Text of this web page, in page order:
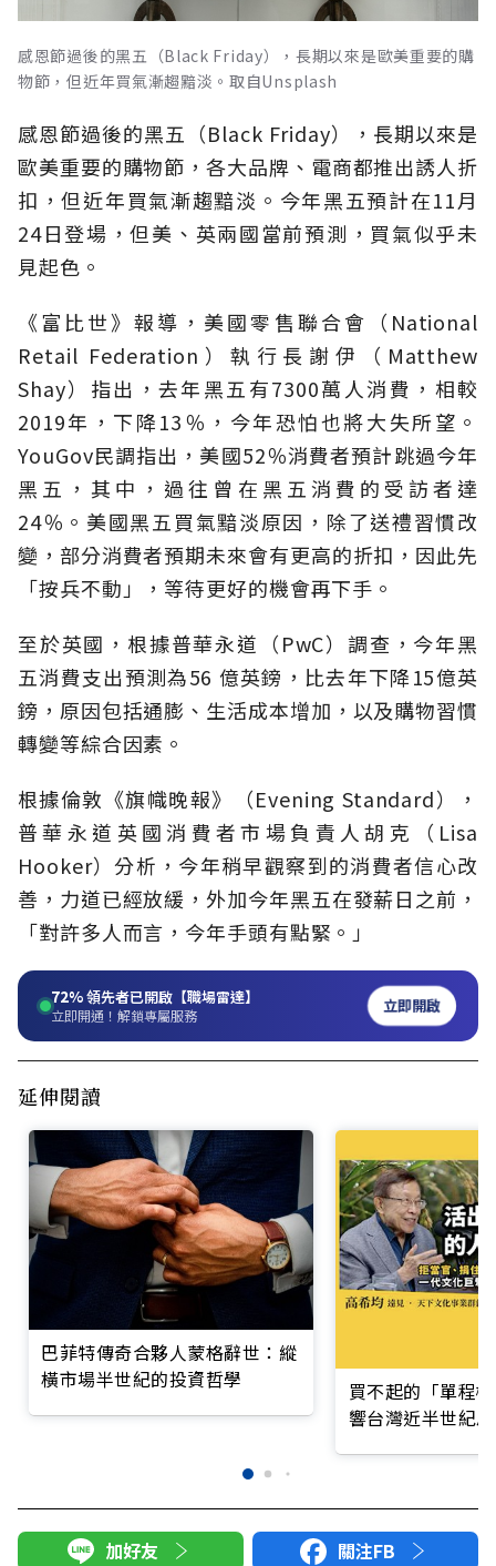
感恩節過後的黑五（Black Friday），長期以來是歐美重要的購
物節，但近年買氣漸趨黯淡。取自Unsplash
感恩節過後的黑五（Black Friday），長期以來是
歐美重要的購物節，各大品牌、電商都推出誘人折
扣，但近年買氣漸趨黯淡。今年黑五預計在11月
24日登場，但美、英兩國當前預測，買氣似乎未
見起色。
《富比世》報導，美國零售聯合會（National
Retail Federation）執行長謝伊（Matthew
Shay）指出，去年黑五有7300萬人消費，相較
2019年，下降13％，今年恐怕也將大失所望。
YouGov民調指出，美國52％消費者預計跳過今年
黑五，其中，過往曾在黑五消費的受訪者達
24％。美國黑五買氣黯淡原因，除了送禮習慣改
變，部分消費者預期未來會有更高的折扣，因此先
「按兵不動」，等待更好的機會再下手。
至於英國，根據普華永道（PwC）調查，今年黑
五消費支出預測為56 億英鎊，比去年下降15億英
鎊，原因包括通膨、生活成本增加，以及購物習慣
轉變等綜合因素。
根據倫敦《旗幟晚報》（Evening Standard），
普華永道英國消費者市場負責人胡克（Lisa
Hooker）分析，今年稍早觀察到的消費者信心改
善，力道已經放緩，外加今年黑五在發薪日之前，
「對許多人而言，今年手頭有點緊。」
72%領先者已開啟【職場雷達】
立即開通！解鎖專屬服務 立即開啟
延伸閱讀
巴菲特傳奇合夥人蒙格辭世：縱
橫市場半世紀的投資哲學
買不起的「單程
響台灣近半世紀
加好友 關注FB